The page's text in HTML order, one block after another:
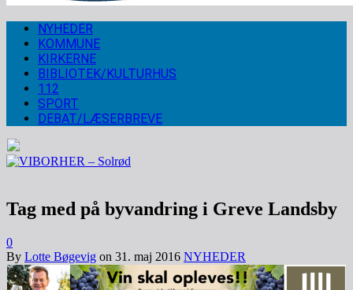
NYHEDER
KOMMUNE
KIRKERNE
BIBLIOTEK/KULTURHUS
112
SPORT
DEBAT/LÆSERBREVE
Tag med på byvandring i Greve Landsby
0
By Lotte Bøgevig on 31. maj 2016 NYHEDER